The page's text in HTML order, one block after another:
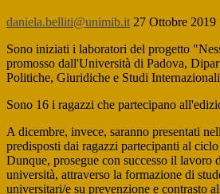
daniela.belliti@unimib.it 27 Ottobre 2019
Sono iniziati i laboratori del progetto
promosso dall'Università di Padova,
Politiche, Giuridiche e Studi
Sono 16 i ragazzi che partecipano
A dicembre, invece, saranno presentati
predisposti dai ragazzi partecipanti al
Dunque, prosegue con successo il lavoro
università, attraverso la formazione di
universitari/e su prevenzione e contrasto